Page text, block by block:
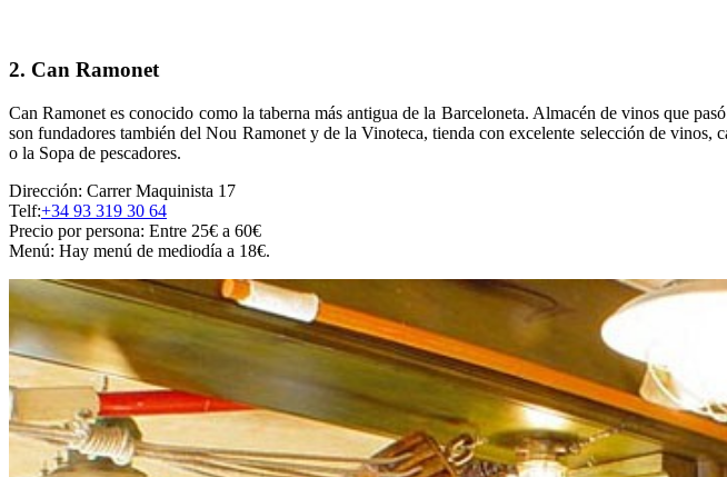
2. Can Ramonet
Can Ramonet es conocido como la taberna más antigua de la Barceloneta. Almacén de vinos que
son fundadores también del Nou Ramonet y de la Vinoteca, tienda con excelente selección de
o la Sopa de pescadores.
Dirección: Carrer Maquinista 17
Telf:+34 93 319 30 64
Precio por persona: Entre 25€ a 60€
Menú: Hay menú de mediodía a 18€.